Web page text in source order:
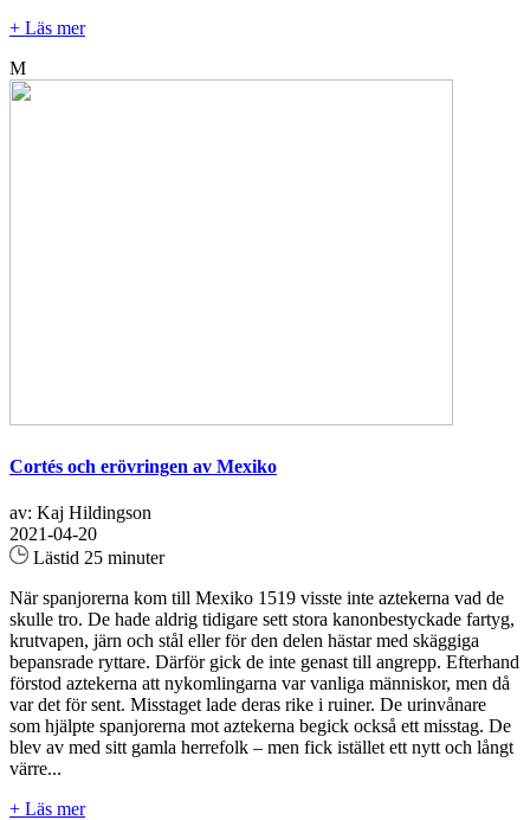
+ Läs mer
M
Cortés och erövringen av Mexiko
av: Kaj Hildingson
2021-04-20
Lästid 25 minuter
När spanjorerna kom till Mexiko 1519 visste inte aztekerna vad de
skulle tro. De hade aldrig tidigare sett stora kanonbestyckade fartyg,
krutvapen, järn och stål eller för den delen hästar med skäggiga
bepansrade ryttare. Därför gick de inte genast till angrepp. Efterhand
förstod aztekerna att nykomlingarna var vanliga människor, men då
var det för sent. Misstaget lade deras rike i ruiner. De urinvånare
som hjälpte spanjorerna mot aztekerna begick också ett misstag. De
blev av med sitt gamla herrefolk – men fick istället ett nytt och långt
värre...
+ Läs mer